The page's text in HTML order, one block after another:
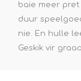
baie meer
duur
nie. En hulle
Geskik vir